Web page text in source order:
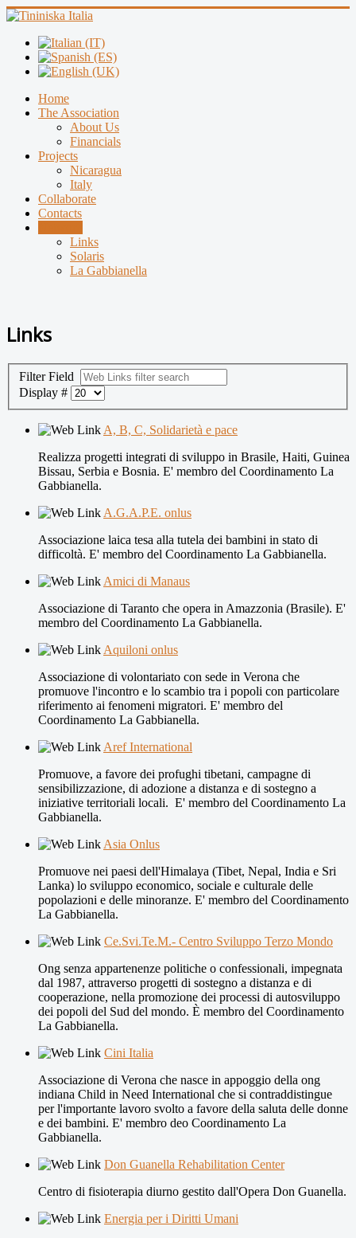
Home
The Association
About Us
Financials
Projects
Nicaragua
Italy
Collaborate
Contacts
Links
Solaris
La Gabbianella
Links
Filter Field
Display #
A, B, C, Solidarietà e pace
Realizza progetti integrati di sviluppo in Brasile, Haiti, Guinea
Bissau, Serbia e Bosnia. E' membro del Coordinamento La
Gabbianella.
A.G.A.P.E. onlus
Associazione laica tesa alla tutela dei bambini in stato di
difficoltà. E' membro del Coordinamento La Gabbianella.
Amici di Manaus
Associazione di Taranto che opera in Amazzonia (Brasile). E'
membro del Coordinamento La Gabbianella.
Aquiloni onlus
Associazione di volontariato con sede in Verona che
promuove l'incontro e lo scambio tra i popoli con particolare
riferimento ai fenomeni migratori. E' membro del
Coordinamento La Gabbianella.
Aref International
Promuove, a favore dei profughi tibetani, campagne di
sensibilizzazione, di adozione a distanza e di sostegno a
iniziative territoriali locali. E' membro del Coordinamento La
Gabbianella.
Asia Onlus
Promuove nei paesi dell'Himalaya (Tibet, Nepal, India e Sri
Lanka) lo sviluppo economico, sociale e culturale delle
popolazioni e delle minoranze. E' membro del Coordinamento
La Gabbianella.
Ce.Svi.Te.M.- Centro Sviluppo Terzo Mondo
Ong senza appartenenze politiche o confessionali, impegnata
dal 1987, attraverso progetti di sostegno a distanza e di
cooperazione, nella promozione dei processi di autosviluppo
dei popoli del Sud del mondo. È membro del Coordinamento
La Gabbianella.
Cini Italia
Associazione di Verona che nasce in appoggio della ong
indiana Child in Need International che si contraddistingue
per l'importante lavoro svolto a favore della saluta delle donne
e dei bambini. E' membro deo Coordinamento La
Gabbianella.
Don Guanella Rehabilitation Center
Centro di fisioterapia diurno gestito dall'Opera Don Guanella.
Energia per i Diritti Umani